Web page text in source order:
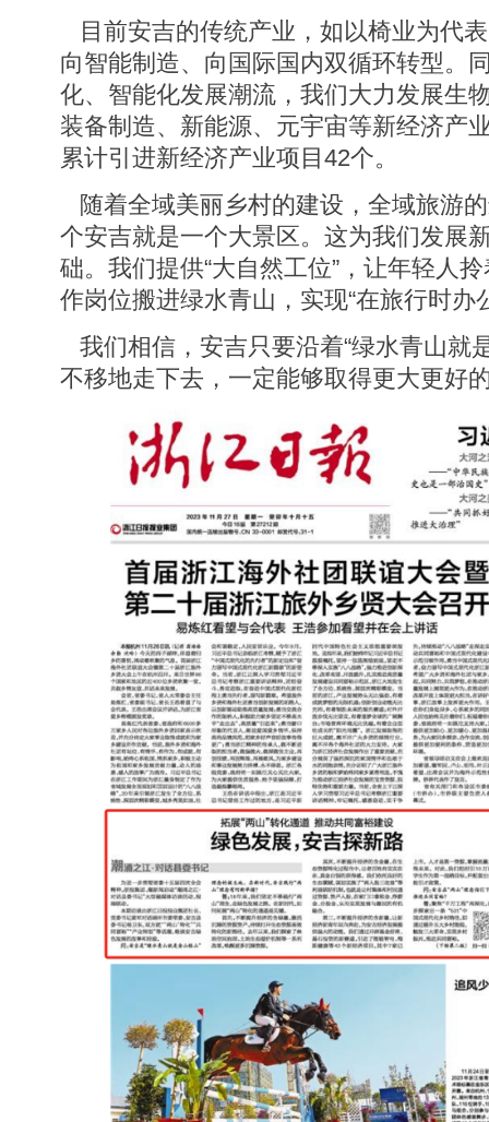
目前安吉的传统产业，如以椅业为代
向智能制造、向国际国内双循环转型。
化、智能化发展潮流，我们大力发展生
装备制造、新能源、元宇宙等新经济产
累计引进新经济产业项目42个。
随着全域美丽乡村的建设，全域旅游
个安吉就是一个大景区。这为我们发展
础。我们提供“大自然工位”，让年轻人
作岗位搬进绿水青山，实现“在旅行时办
我们相信，安吉只要沿着“绿水青山就
不移地走下去，一定能够取得更大更好